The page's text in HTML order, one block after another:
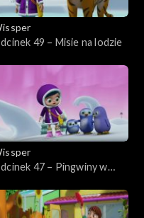
49 – Misie na lodzie
47 – Pingwiny w